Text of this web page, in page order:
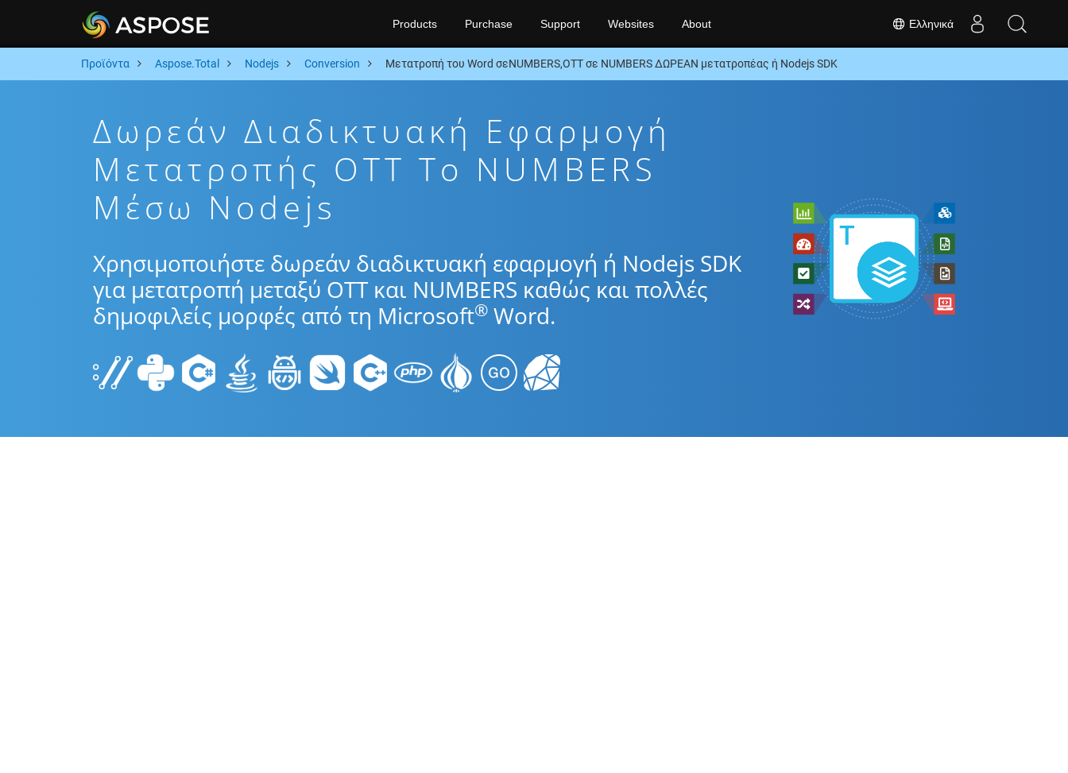
Ελληνικά
Products Purchase Support Websites About
Προϊόντα Aspose.Total Nodejs Conversion Μετατροπή του Word σεNUMBERS,OTT σε NUMBERS ΔΩΡΕΑΝ μετατροπέας ή Nodejs SDK
Δωρεάν Διαδικτυακή Εφαρμογή
Μετατροπής OTT To NUMBERS
Μέσω Nodejs
Χρησιμοποιήστε δωρεάν διαδικτυακή εφαρμογή ή Nodejs SDK
για μετατροπή μεταξύ OTT και NUMBERS καθώς και πολλές
δημοφιλείς μορφές από τη Microsoft® Word.